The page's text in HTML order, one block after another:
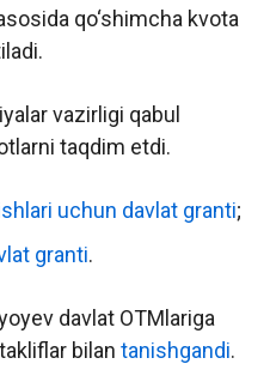
qo‘shimcha kvota
vazirligi qabul
taqdim etdi.
uchun davlat granti;
granti.
davlat OTMlariga
bilan tanishgandi.